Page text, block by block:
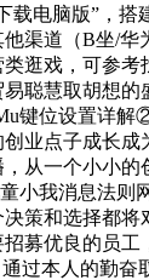
电脑版”，
道（B坐/
逛戏，可参
聪慧取胡想
键位设置详
业点子成长
从一个小小
小我消息法
策和选择都
募优良的员
过本人的勤